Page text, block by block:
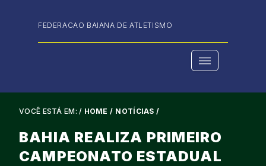
FEDERACAO BAIANA DE ATLETISMO
VOCÊ ESTÁ EM: / HOME / NOTÍCIAS /
BAHIA REALIZA PRIMEIRO
CAMPEONATO ESTADUAL